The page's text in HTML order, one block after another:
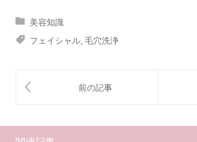
美容知識
フェイシャル, 毛穴洗浄